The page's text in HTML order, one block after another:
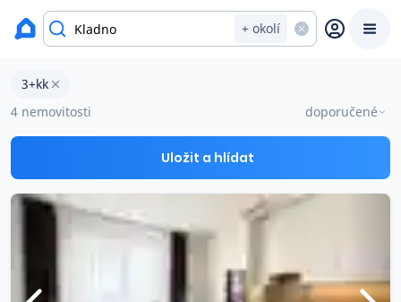
+ okolí
Prodat
Prodej s Reas.cz
Chytrý odhad ceny
Ceny prodaných nemovitostí
okres Kladno
Byty 3+kk na prodej Kladno
3+kk
4 nemovitosti
doporučené
Uložit a hlídat